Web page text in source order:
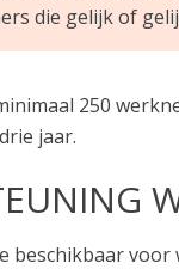
die gelijk of
250
jaar.
beschikbaar voor